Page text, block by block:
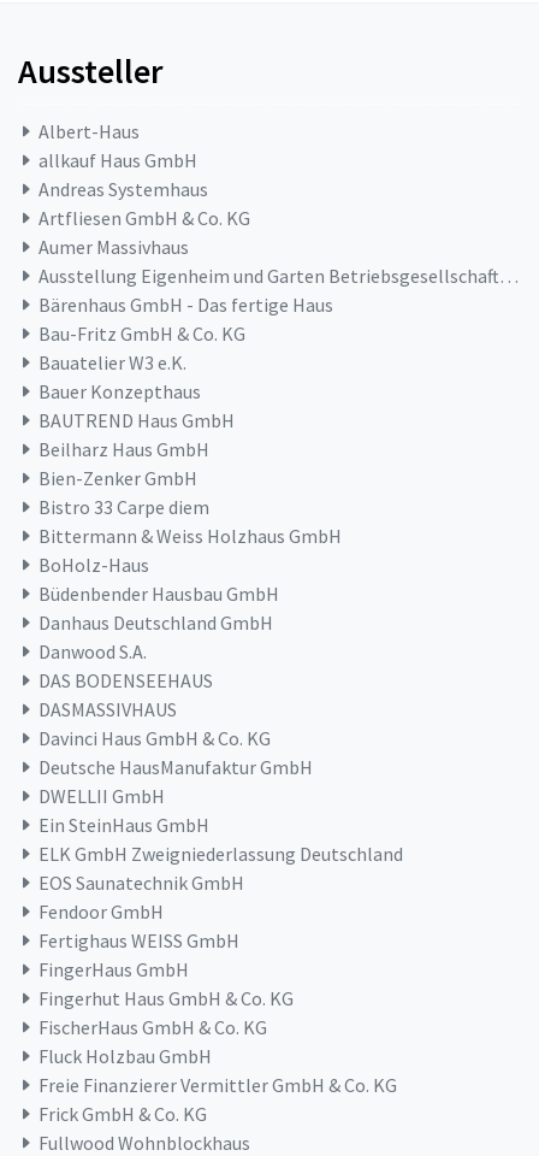
Aussteller
Albert-Haus
allkauf Haus GmbH
Andreas Systemhaus
Artfliesen GmbH & Co. KG
Aumer Massivhaus
Ausstellung Eigenheim und Garten Betriebsgesellschaft mbH
Bärenhaus GmbH - Das fertige Haus
Bau-Fritz GmbH & Co. KG
Bauatelier W3 e.K.
Bauer Konzepthaus
BAUTREND Haus GmbH
Beilharz Haus GmbH
Bien-Zenker GmbH
Bistro 33 Carpe diem
Bittermann & Weiss Holzhaus GmbH
BoHolz-Haus
Büdenbender Hausbau GmbH
Danhaus Deutschland GmbH
Danwood S.A.
DAS BODENSEEHAUS
DASMASSIVHAUS
Davinci Haus GmbH & Co. KG
Deutsche HausManufaktur GmbH
DWELLII GmbH
Ein SteinHaus GmbH
ELK GmbH Zweigniederlassung Deutschland
EOS Saunatechnik GmbH
Fendoor GmbH
Fertighaus WEISS GmbH
FingerHaus GmbH
Fingerhut Haus GmbH & Co. KG
FischerHaus GmbH & Co. KG
Fluck Holzbau GmbH
Freie Finanzierer Vermittler GmbH & Co. KG
Frick GmbH & Co. KG
Fullwood Wohnblockhaus